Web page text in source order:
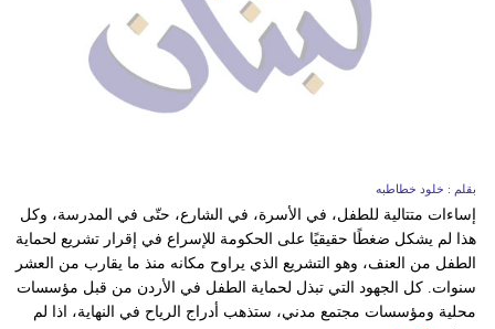
بقلم : خلود خطاطبه
إساءات متتالية للطفل، في الأسرة، في الشارع، حتّى في المدرسة، وكل
هذا لم يشكل ضغطًا حقيقيًا على الحكومة للإسراع في إقرار تشريع لحماية
الطفل من العنف، وهو التشريع الذي يراوح مكانه منذ ما يقارب من العشر
سنوات. كل الجهود التي تبذل لحماية الطفل في الأردن من قبل مؤسسات
محلية ومؤسسات مجتمع مدني، ستذهب أدراج الرياح في النهاية، اذا لم